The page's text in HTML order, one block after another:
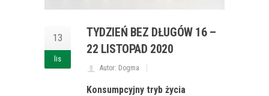
13
lis
TYDZIEŃ BEZ DŁUGÓW 16 –
22 LISTOPAD 2020
Autor: Dogma
Konsumpcyjny tryb życia